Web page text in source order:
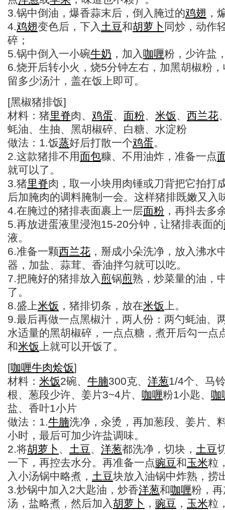
3.锅中倒油，爆香蒜末后，倒入腌过的鸡翅 ，
4.鸡翅变色后，下入 土豆和胡萝卜 同炒，动作
碎；
5.锅中倒入一小碗牛奶 ，加入咖喱粉，少许盐
6.烧开后转小火，烧5分钟左右，加黑胡椒粉
留多少汤汁，盖在饭上即可。
[黑椒猪排饭]
材料：猪里脊肉、 鸡蛋、 面粉、 米饭、 西兰花
蚝油、生抽、黑胡椒碎、白糖、水淀粉
做法：1.饭蒸好后打散一个鸡蛋。
2.这款猪排不用面包糠、不用油炸，准备一点
就可以了。
3.猪里脊肉，取一小块用肉锤或刀背把它拍打
后加腌肉的调料腌制一会。这样猪排既嫩又入
4.在腌过的猪排表面裹上一层面粉 ，再抖去多
5.再放进蛋液里浸泡15-20分钟，让猪排表面的
液。
6.准备一颗西兰花 ，掰成小朵洗净，放入沸水
器，加盐、蒜茸、香油拌匀就可以吃。
7.把腌好的猪排放入煎锅煎熟，炒菜量的油，
了。
8.盛上米饭 ，猪排切条，放在米饭 上。
9.最后再做一点黑椒汁，两人份：两勺蚝油、
水适量的黑胡椒碎，一点点糖，煮开后勾一点
和米饭 上就可以开饭了。
[咖喱牛肉烩饭]
材料： 米饭2碗、 牛腩300克、 洋葱1/4个、马
根、葱段少许、姜片3~4片、 咖喱粉1小匙、 咖
盐、香叶1小片
做法：1.牛腩洗净，汆烫，再加葱段、姜片、
小时，最后可加少许盐调味。
2.将胡萝卜 、 土豆、 洋葱都洗净，切块， 土豆
一下，再控去水分。再准备一点豌豆和玉米粒
入小汤锅中略煮， 土豆块放入油锅中炸熟，捞
3.炒锅中加入2大匙油，炒香洋葱和咖喱粉，
汤，盐略煮，然后加入胡萝卜 ， 豌豆 ， 玉米粒